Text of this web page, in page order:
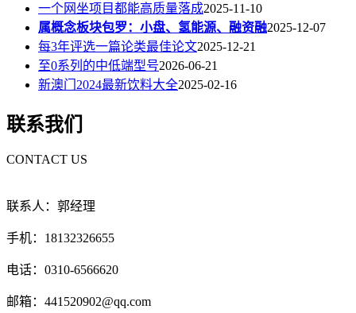
一个网坐项目都能高质量落成2025-11-10
属概念板块包罗：小盘、氢能源、融资融2025-12-07
每3年评选一篇论类最佳论文2025-12-21
至0系列的中低端型号2026-06-21
新澳门2024最新饮料大全2025-02-16
联系我们
CONTACT US
联系人：郭经理
手机：18132326655
电话：0310-6566620
邮箱：441520902@qq.com